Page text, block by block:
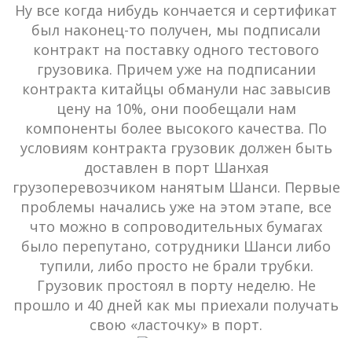
Ну все когда нибудь кончается и сертификат
был наконец-то получен, мы подписали
контракт на поставку одного тестового
грузовика. Причем уже на подписании
контракта китайцы обманули нас завысив
цену на 10%, они пообещали нам
компоненты более высокого качества. По
условиям контракта грузовик должен быть
доставлен в порт Шанхая
грузоперевозчиком нанятым Шанси. Первые
проблемы начались уже на этом этапе, все
что можно в сопроводительных бумагах
было перепутано, сотрудники Шанси либо
тупили, либо просто не брали трубки.
Грузовик простоял в порту неделю. Не
прошло и 40 дней как мы приехали получать
свою «ласточку» в порт.